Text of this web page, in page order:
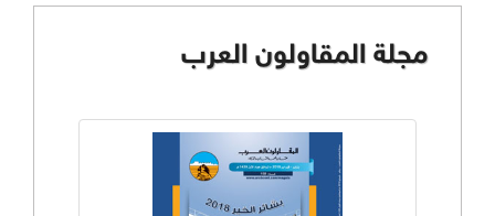
مجلة المقاولون العرب